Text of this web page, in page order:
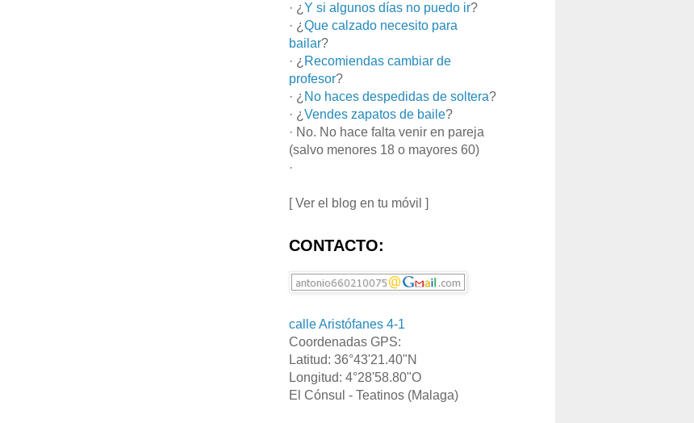
· ¿ Y si algunos días no puedo ir?
· ¿ Que calzado necesito para
bailar?
· ¿ Recomiendas cambiar de
profesor?
· ¿ No haces despedidas de soltera?
· ¿ Vendes zapatos de baile?
· No. No hace falta venir en pareja
(salvo menores 18 o mayores 60)
·
[ Ver el blog en tu móvil ]
CONTACTO:
calle Aristófanes 4-1
Coordenadas GPS:
Latitud: 36°43'21.40"N
Longitud: 4°28'58.80"O
El Cónsul - Teatinos (Malaga)